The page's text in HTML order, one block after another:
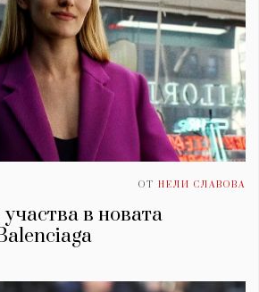
ОТ НЕЛИ СЛАВОВА
в новата